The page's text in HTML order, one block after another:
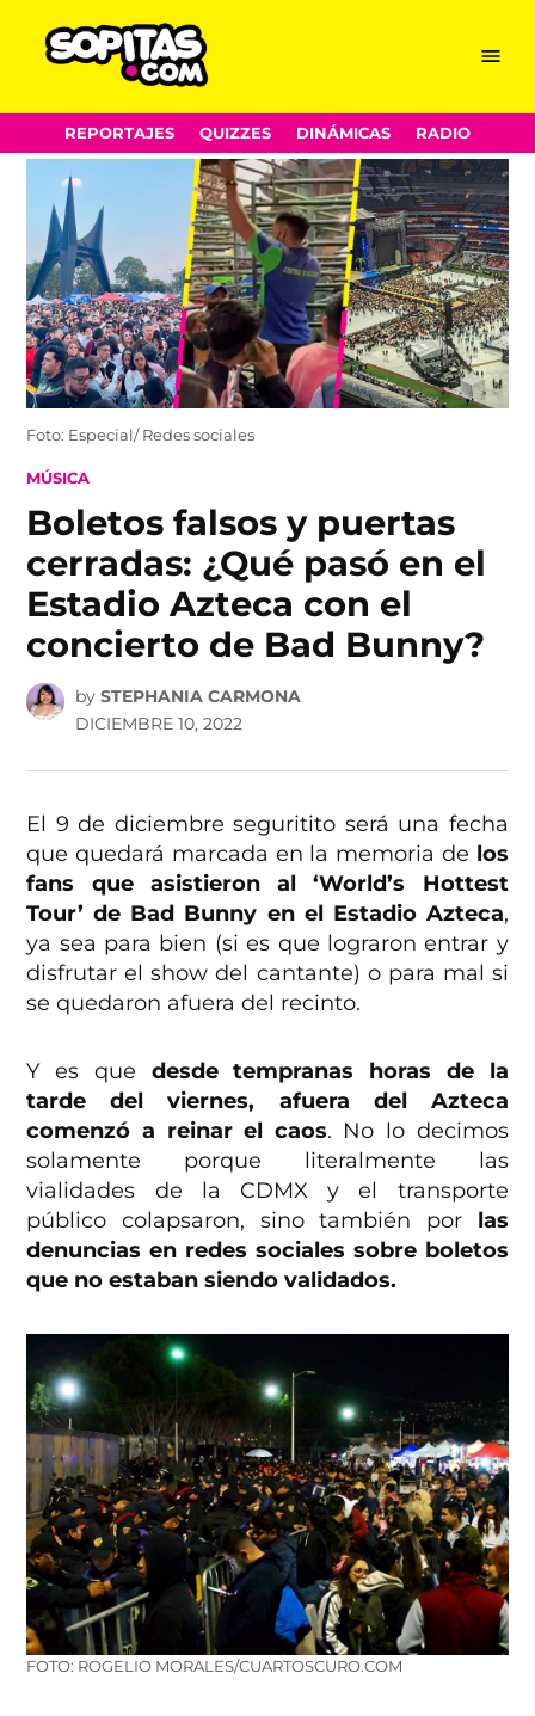
Skip
to
content
Menu
REPORTAJES QUIZZES DINÁMICAS RADIO
Foto: Especial/ Redes sociales
POSTED
MÚSICA
Boletos falsos y puertas
cerradas: ¿Qué pasó en el
Estadio Azteca con el
concierto de Bad Bunny?
by STEPHANIA CARMONA
DICIEMBRE 10, 2022
El 9 de diciembre seguritito será una fecha
que quedará marcada en la memoria de los
fans que asistieron al ‘World’s Hottest
Tour’ de Bad Bunny en el Estadio Azteca,
ya sea para bien (si es que lograron entrar y
disfrutar el show del cantante) o para mal si
se quedaron afuera del recinto.
Y es que desde tempranas horas de la
tarde del viernes, afuera del Azteca
comenzó a reinar el caos. No lo decimos
solamente porque literalmente las
vialidades de la CDMX y el transporte
público colapsaron, sino también por las
denuncias en redes sociales sobre boletos
que no estaban siendo validados.
FOTO: ROGELIO MORALES/CUARTOSCURO.COM